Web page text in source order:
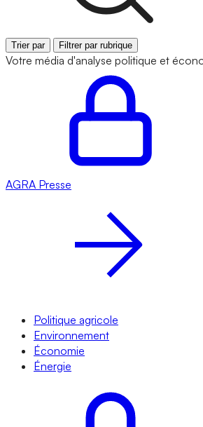
Trier par Filtrer par rubrique
Votre média d'analyse politique et
AGRA Presse
Politique agricole
Environnement
Économie
Énergie